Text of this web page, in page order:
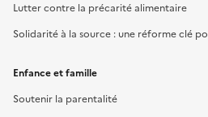
Lutter contre la précarité alimentaire
Solidarité à la source : une réforme clé
Enfance et famille
Soutenir la parentalité